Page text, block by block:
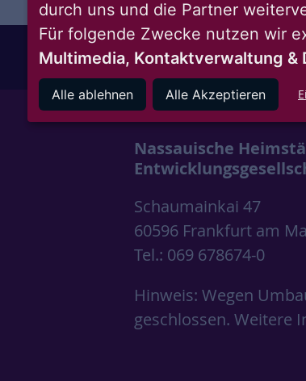
instagram
Nassauische
Schaumainkai 47
60596 Frankfurt am
Tel.: 069 678674-0
Hinweis: Wegen
geschlossen. Weitere
durch uns und die Partner
Für folgende Zwecke nutzen wir
Multimedia, Kontaktverwaltung &
Alle ablehnen Alle Akzeptieren